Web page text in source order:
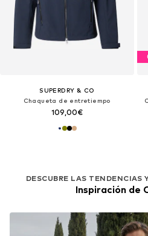
SUPERDRY & CO
Chaqueta de entretiempo
109,00€
DESCUBRE LAS TENDENCIAS
Inspiración de